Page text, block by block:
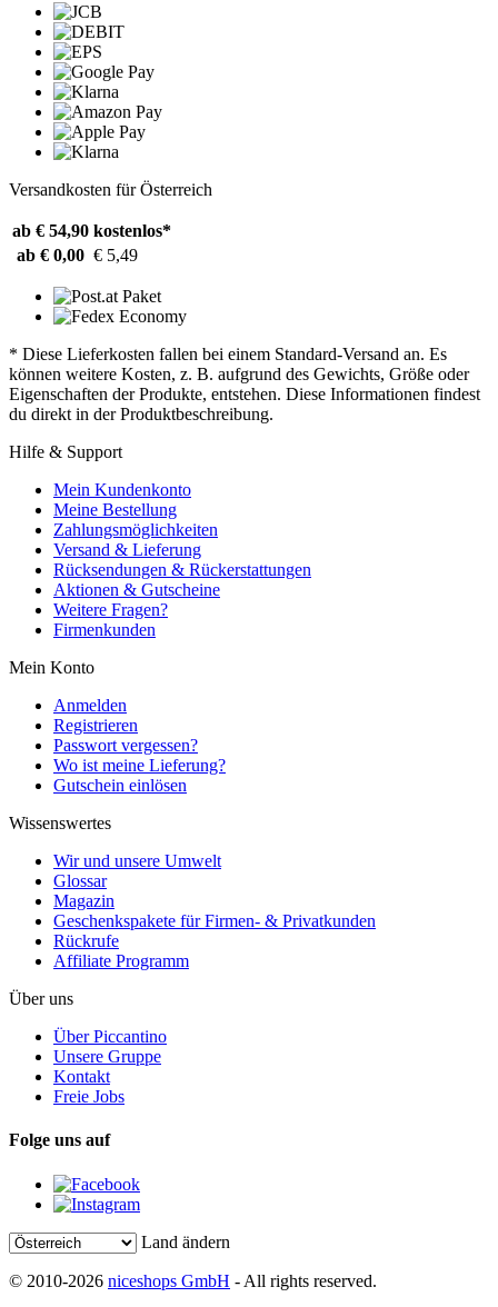
Versandkosten für Österreich
ab € 54,90 kostenlos*
ab € 0,00 € 5,49
* Diese Lieferkosten fallen bei einem Standard-Versand an. Es
können weitere Kosten, z. B. aufgrund des Gewichts, Größe oder
Eigenschaften der Produkte, entstehen. Diese Informationen findest
du direkt in der Produktbeschreibung.
Hilfe & Support
Mein Kundenkonto
Meine Bestellung
Zahlungsmöglichkeiten
Versand & Lieferung
Rücksendungen & Rückerstattungen
Aktionen & Gutscheine
Weitere Fragen?
Firmenkunden
Mein Konto
Anmelden
Registrieren
Passwort vergessen?
Wo ist meine Lieferung?
Gutschein einlösen
Wissenswertes
Wir und unsere Umwelt
Glossar
Magazin
Geschenkspakete für Firmen- & Privatkunden
Rückrufe
Affiliate Programm
Über uns
Über Piccantino
Unsere Gruppe
Kontakt
Freie Jobs
Folge uns auf
Land ändern
© 2010-2026 niceshops GmbH - All rights reserved.